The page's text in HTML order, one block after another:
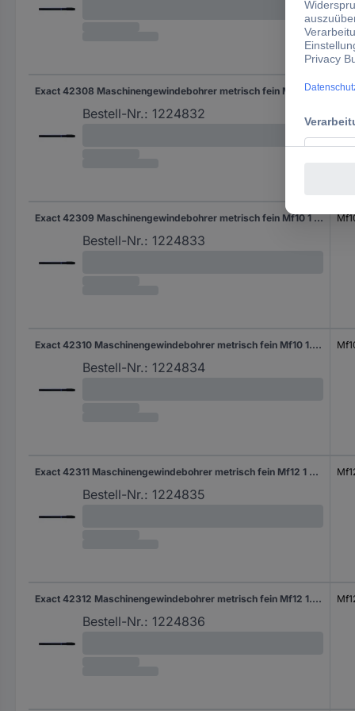
Exact 42308 Maschinengewindebohrer metrisch fein Mf8 1 mm Rechtsschneidend DIN 374 HSS-E Form B 1 St.
Bestell-Nr.: 1224832
Mf8
Exact 42309 Maschinengewindebohrer metrisch fein Mf10 1 mm Rechtsschneidend DIN 374 HSS-E Form B 1 St.
Bestell-Nr.: 1224833
Exact 42310 Maschinengewindebohrer metrisch fein Mf10 1.25 mm Rechtsschneidend DIN 374 HSS-E Form B 1 St.
Bestell-Nr.: 1224834
Exact 42311 Maschinengewindebohrer metrisch fein Mf12 1 mm Rechtsschneidend DIN 374 HSS-E Form B 1 St.
Bestell-Nr.: 1224835
Exact 42312 Maschinengewindebohrer metrisch fein Mf12 1.25 mm Rechtsschneidend DIN 374 HSS-E Form B 1 St.
Bestell-Nr.: 1224836